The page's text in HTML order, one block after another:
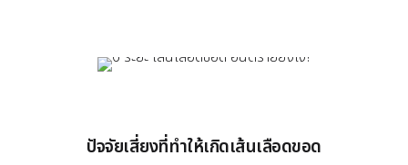
ปัจจัยเสี่ยงที่ทำให้เกิดเส้นเลือดขอด